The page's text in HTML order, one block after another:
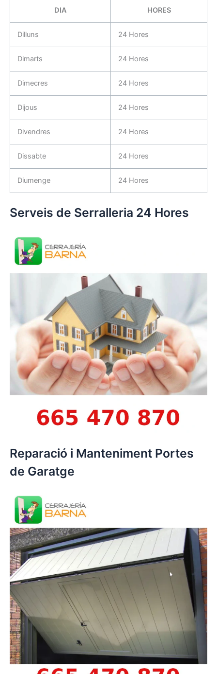
DIA HORES
Dilluns 24 Hores
Dimarts 24 Hores
Dimecres 24 Hores
Dijous 24 Hores
Divendres 24 Hores
Dissabte 24 Hores
Diumenge 24 Hores
Serveis de Serralleria 24 Hores
Reparació i Manteniment Portes
de Garatge